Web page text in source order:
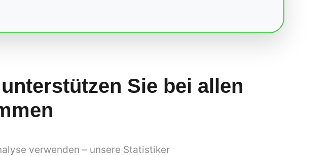
Sie bei allen
verwenden – unsere Statistiker